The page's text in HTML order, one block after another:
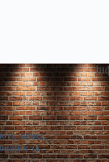
завод,
за
7, 2026